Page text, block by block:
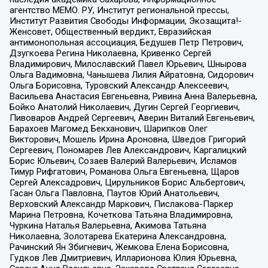
агентство МЕМО. РУ, Институт региональной прессы,
Институт Развития Свободы Информации, Экозащита!-
Женсовет, Общественный вердикт, Евразийская
антимонопольная ассоциация, Бедушев Петр Петрович,
Дзугкоева Регина Николаевна, Кривенко Сергей
Владимирович, Милославский Павел Юрьевич, Шнырова
Ольга Вадимовна, Чанышева Лилия Айратовна, Сидорович
Ольга Борисовна, Туровский Александр Алексеевич,
Васильева Анастасия Евгеньевна, Ривина Анна Валерьевна,
Бойко Анатолий Николаевич, Дугин Сергей Георгиевич,
Пивоваров Андрей Сергеевич, Аверин Виталий Евгеньевич,
Барахоев Магомед Бекханович, Шарипков Олег
Викторович, Мошель Ирина Ароновна, Шведов Григорий
Сергеевич, Пономарев Лев Александрович, Каргалицкий
Борис Юльевич, Созаев Валерий Валерьевич, Исламов
Тимур Рифгатович, Романова Ольга Евгеньевна, Щаров
Сергей Алексадрович, Цирульников Борис Альбертович,
Гасан Ольга Павловна, Паутов Юрий Анатольевич,
Верховский Александр Маркович, Пислакова-Паркер
Марина Петровна, Кочеткова Татьяна Владимировна,
Чуркина Наталья Валерьевна, Акимова Татьяна
Николаевна, Золотарева Екатерина Александровна,
Рачинский Ян Збигневич, Жемкова Елена Борисовна,
Гудков Лев Дмитриевич, Илларионова Юлия Юрьевна,